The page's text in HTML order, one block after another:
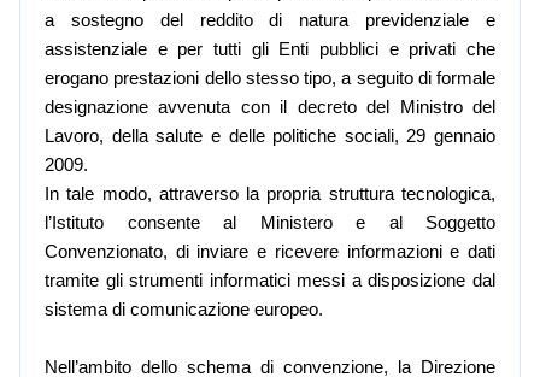
a sostegno del reddito di natura previdenziale e
assistenziale e per tutti gli Enti pubblici e privati che
erogano prestazioni dello stesso tipo, a seguito di formale
designazione avvenuta con il decreto del Ministro del
Lavoro, della salute e delle politiche sociali, 29 gennaio
2009.
In tale modo, attraverso la propria struttura tecnologica,
l’Istituto consente al Ministero e al Soggetto
Convenzionato, di inviare e ricevere informazioni e dati
tramite gli strumenti informatici messi a disposizione dal
sistema di comunicazione europeo.
Nell’ambito dello schema di convenzione, la Direzione